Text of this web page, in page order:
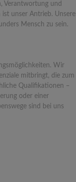
Verantwortung und
unser Antrieb. Unsere
Mensch zu sein.
Wir
mitbringt, die zum
Qualifikationen –
oder einer
sind bei uns